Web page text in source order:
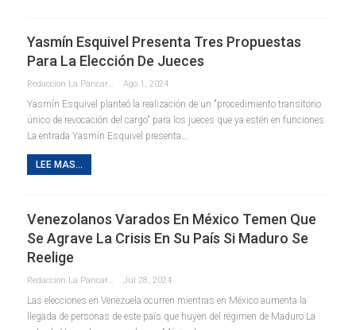
Yasmín Esquivel Presenta Tres Propuestas
Para La Elección De Jueces
Redaccion La Pancarta De Quintana Roo Ago 1, 2024
Yasmín Esquivel planteó la realización de un "procedimiento transitorio
único de revocación del cargo" para los jueces que ya estén en funciones
La entrada Yasmín Esquivel presenta…
LEE MAS...
Venezolanos Varados En México Temen Que
Se Agrave La Crisis En Su País Si Maduro Se
Reelige
Redaccion La Pancarta De Quintana Roo Jul 28, 2024
Las elecciones en Venezuela ocurren mientras en México aumenta la
llegada de personas de este país que huyen del régimen de Maduro La